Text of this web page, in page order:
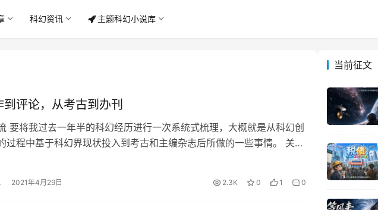
科幻资讯 主题科幻小说库
到评论，从考古到办刊
要将我过去一年半的科幻经历进行一次系统式梳理，大概就是从科幻创
过程中基于科幻界现状投入到考古和主编杂志后所做的一些事情。 关于
2021年4月29日 2.3K 0 1 0
当前征文